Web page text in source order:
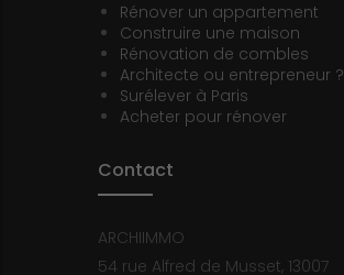
Rénover un appartement
Construire une maison
Rénovation de combles
Architecte ou entrepreneur ?
Surélever à Paris
Acheter pour rénover
Contact
ARCHIIMMO
54 rue Alfred de Musset, 13007